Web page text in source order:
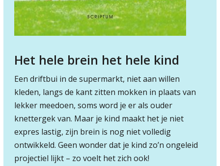
Het hele brein het hele kind
Een driftbui in de supermarkt, niet aan willen
kleden, langs de kant zitten mokken in plaats van
lekker meedoen, soms word je er als ouder
knettergek van. Maar je kind maakt het je niet
expres lastig, zijn brein is nog niet volledig
ontwikkeld. Geen wonder dat je kind zo’n ongeleid
projectiel lijkt – zo voelt het zich ook!